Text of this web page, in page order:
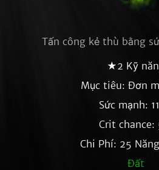
Tấn công kẻ thù bằng
★2 Kỹ
Mục tiêu: Đơn
Sức mạnh:
Crit chance:
Chi Phí: 25
Đất